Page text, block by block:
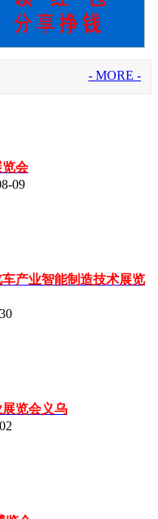
- MORE -
览会
09
产业智能制造技术展览
览会义乌